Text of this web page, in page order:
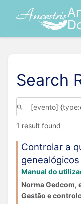
Search
1 result found
Controlar a
genealógicos
Manual do
Norma Gedcom,
Gestão e